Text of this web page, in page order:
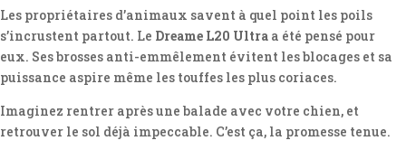
Les propriétaires d’animaux savent à quel point les poils
s’incrustent partout. Le Dreame L20 Ultra a été pensé pour
eux. Ses brosses anti-emmêlement évitent les blocages et sa
puissance aspire même les touffes les plus coriaces.
Imaginez rentrer après une balade avec votre chien, et
retrouver le sol déjà impeccable. C’est ça, la promesse tenue.